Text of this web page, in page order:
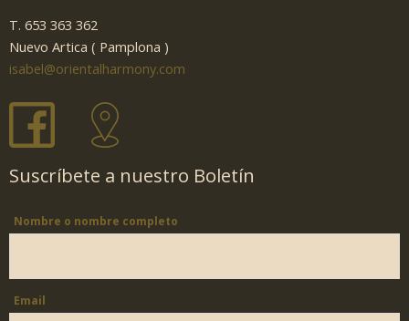
T. 653 363 362
Nuevo Artica ( Pamplona )
isabel@orientalharmony.com
Suscríbete a nuestro Boletín
Nombre o nombre completo
Email